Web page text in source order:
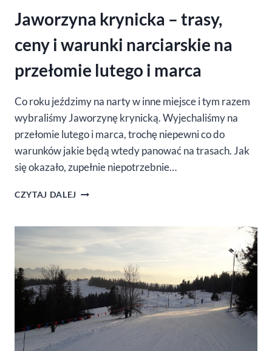
Jaworzyna krynicka – trasy,
ceny i warunki narciarskie na
przełomie lutego i marca
Co roku jeździmy na narty w inne miejsce i tym razem
wybraliśmy Jaworzynę krynicką. Wyjechaliśmy na
przełomie lutego i marca, trochę niepewni co do
warunków jakie będą wtedy panować na trasach. Jak
się okazało, zupełnie niepotrzebnie…
CZYTAJ DALEJ JAWORZYNA
TRASY,
CENY
I
WARUNKI
NARCIARSKIE
NA
PRZEŁOMIE
LUTEGO
I